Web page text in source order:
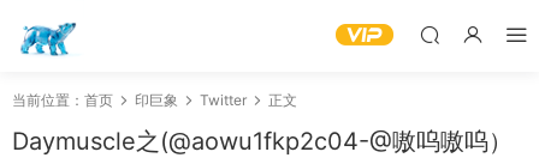
当前位置： 首页 印巨象 Twitter 正文
Daymuscle之(@aowu1fkp2c04-@嗷呜嗷呜）